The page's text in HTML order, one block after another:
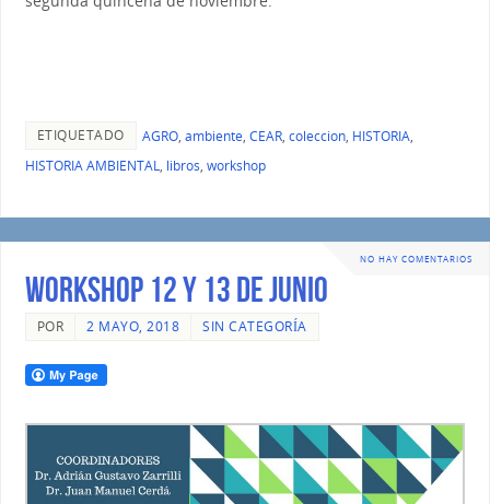
ETIQUETADO AGRO, ambiente, CEAR, coleccion, HISTORIA,
HISTORIA AMBIENTAL, libros, workshop
NO HAY COMENTARIOS
WORKSHOP 12 Y 13 DE JUNIO
POR 2 MAYO, 2018 SIN CATEGORÍA